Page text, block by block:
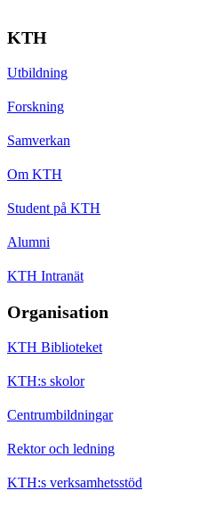
KTH
Utbildning
Forskning
Samverkan
Om KTH
Student på KTH
Alumni
KTH Intranät
Organisation
KTH Biblioteket
KTH:s skolor
Centrumbildningar
Rektor och ledning
KTH:s verksamhetsstöd